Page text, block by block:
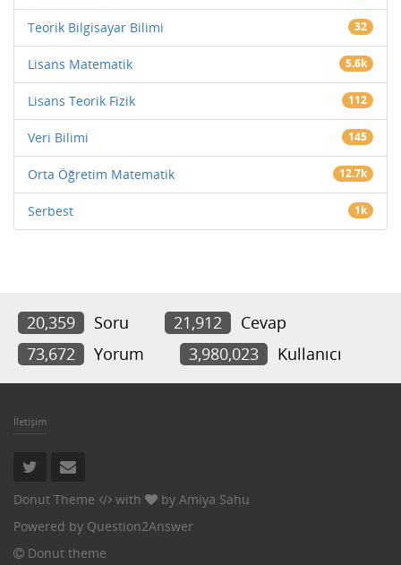
Teorik Bilgisayar Bilimi 32
Lisans Matematik 5.6k
Lisans Teorik Fizik 112
Veri Bilimi 145
Orta Öğretim Matematik 12.7k
Serbest 1k
20,359 Soru 21,912
Cevap
73,672
Yorum 3,980,023 Kullanıcı
İletişim
Donut Theme with by Amiya Sahu
Powered by Question2Answer
Donut theme